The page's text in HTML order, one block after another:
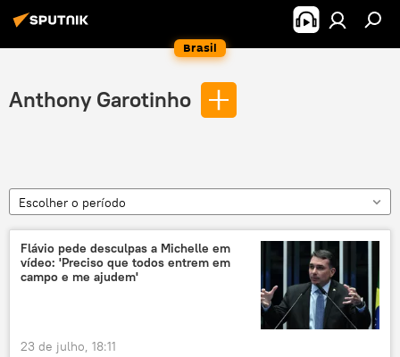
Brasil
Anthony Garotinho
Escolher o período
Flávio pede desculpas a Michelle em
vídeo: 'Preciso que todos entrem em
campo e me ajudem'
23 de julho, 18:11